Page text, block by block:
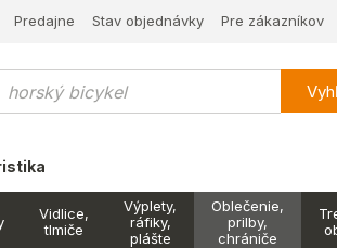
Predajne Stav objednávky Pre zákazníkov
Vidlice,
tlmiče
Výplety,
ráfiky,
plášte
Oblečenie,
prilby,
chrániče